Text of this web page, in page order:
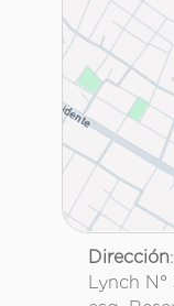
Dirección
Lynch